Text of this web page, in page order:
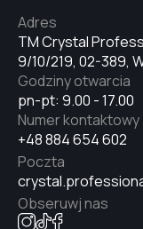
TM Crystal
9/10/219, 02-389,
Adres
pn-pt: 9.00 - 17.00
Godziny otwarcia
+48 884 654 602
Numer kontaktowy
Poczta
Obseruwj nas